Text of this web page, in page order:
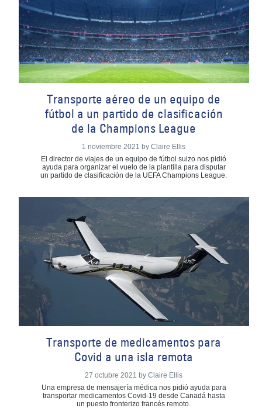
Transporte aéreo de un equipo de
fútbol a un partido de clasificación
de la Champions League
1 noviembre 2021 by Claire Ellis
El director de viajes de un equipo de fútbol suizo nos pidió
ayuda para organizar el vuelo de la plantilla para disputar
un partido de clasificación de la UEFA Champions League.
Transporte de medicamentos para
Covid a una isla remota
27 octubre 2021 by Claire Ellis
Una empresa de mensajería médica nos pidió ayuda para
transportar medicamentos Covid-19 desde Canadá hasta
un puesto fronterizo francés remoto.